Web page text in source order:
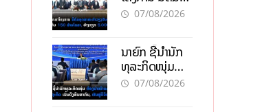
ອຸດສາຫະກຳ
150 ລ້ານໂດລາ,
ສ້າງວຽກ 5.000
ຕຳແໜ່ງ
07/08/2026
ນາຍົກ ຊີ້ນຳນັກ
ທຸລະກິດໜຸ່ມ
ຕ້ອງນຳໜ້າແກ້
07/08/2026